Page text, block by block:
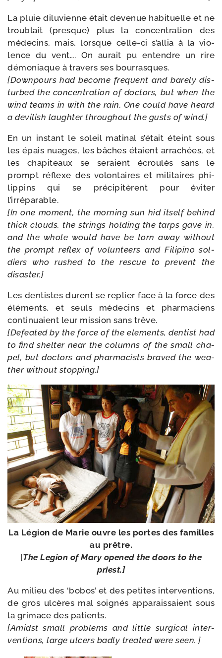
La pluie dilu­vienne était deve­nue habi­tuelle et ne
trou­blait (presque) plus la concen­tra­tion des
méde­cins, mais, lorsque celle-​ci s’allia à la vio­
lence du vent…. On aurait pu entendre un rire
démo­niaque à tra­vers ses bour­rasques.
[Downpours had become frequent and bare­ly dis­
tur­bed the concen­tra­tion of doc­tors, but when the
wind teams in with the rain. One could have heard
a devi­lish laugh­ter throu­ghout the gusts of wind.]
En un ins­tant le soleil mati­nal s’était éteint sous
les épais nuages, les bâches étaient arra­chées, et
les cha­pi­teaux se seraient écrou­lés sans le
prompt réflexe des volon­taires et mili­taires phi­
lip­pins qui se pré­ci­pi­tèrent pour évi­ter
l’irréparable.
[In one moment, the mor­ning sun hid itself behind
thick clouds, the strings hol­ding the tarps gave in,
and the whole would have be torn away without
the prompt reflex of volun­teers and Filipino sol­
diers who rushed to the rescue to prevent the
disaster.]
Les den­tistes durent se replier face à la force des
élé­ments, et seuls méde­cins et phar­ma­ciens
conti­nuaient leur mis­sion sans trêve.
[Defeated by the force of the ele­ments, den­tist had
to find shel­ter near the columns of the small cha­
pel, but doc­tors and phar­ma­cists bra­ved the wea­
ther without stopping.]
La Légion de Marie ouvre les portes des familles
au prêtre.
[The Legion of Mary ope­ned the doors to the
priest.]
Au milieu des ‘bobos’ et des petites inter­ven­tions,
de gros ulcères mal soi­gnés appa­rais­saient sous
la gri­mace des patients.
[Amidst small pro­blems and lit­tle sur­gi­cal inter­
ven­tions, large ulcers bad­ly trea­ted were seen. ]